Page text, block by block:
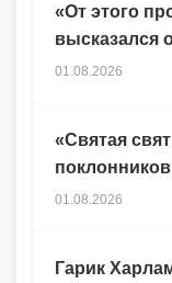
Гарик
«От этого
высказался
01.08.2026
«Святая
01.08.2026